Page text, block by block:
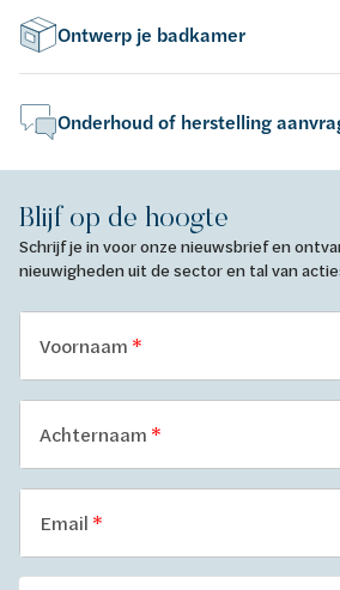
Ontwerp je badkamer
Onderhoud of herstelling
Blijf op de hoogte
Schrijf je in voor onze nieuwsbrief en
nieuwigheden uit de sector en tal van
Voornaam
Achternaam
Email